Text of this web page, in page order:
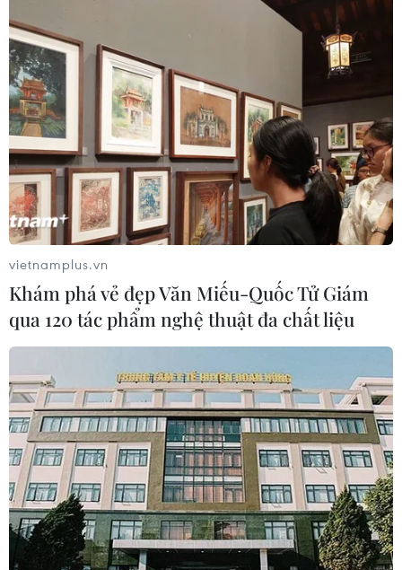
vietnamplus.vn
Khám phá vẻ đẹp Văn Miếu-Quốc Tử Giám
qua 120 tác phẩm nghệ thuật đa chất liệu